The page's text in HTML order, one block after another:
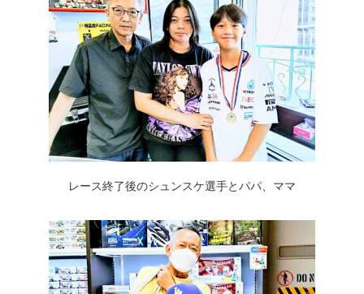
レース終了後のシュンスケ選手とパパ、ママ